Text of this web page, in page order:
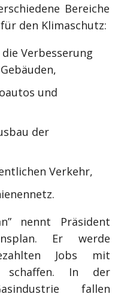
Bereiche
den Klimaschutz:
Verbesserung
und
der
Verkehr,
nennt Präsident
Er werde
Jobs mit
schaffen. In der
fallen